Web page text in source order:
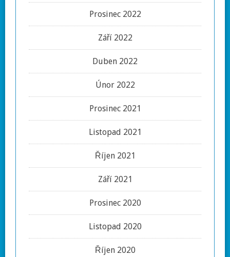
Prosinec 2022
Září 2022
Duben 2022
Únor 2022
Prosinec 2021
Listopad 2021
Říjen 2021
Září 2021
Prosinec 2020
Listopad 2020
Říjen 2020